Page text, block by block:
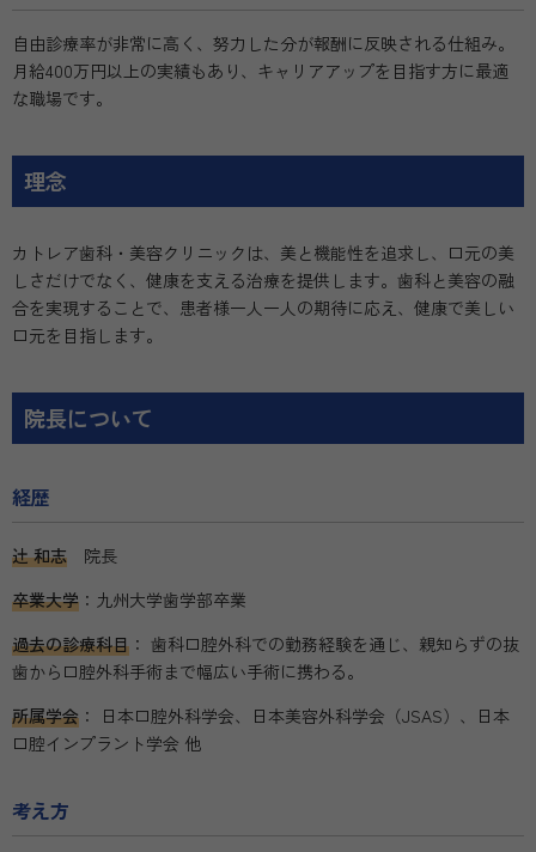
自由診療率が非常に高く、努力した分が報酬に反映される仕組み。
月給400万円以上の実績もあり、キャリアアップを目指す方に最適
な職場です。
理念
カトレア歯科・美容クリニックは、美と機能性を追求し、口元の美
しさだけでなく、健康を支える治療を提供します。歯科と美容の融
合を実現することで、患者様一人一人の期待に応え、健康で美しい
口元を目指します。
院長について
経歴
辻 和志 院長
卒業大学 ：九州大学歯学部卒業
過去の診療科目 ： 歯科口腔外科での勤務経験を通じ、親知らずの抜
歯から口腔外科手術まで幅広い手術に携わる。
所属学会 ： 日本口腔外科学会、日本美容外科学会（JSAS）、日本
口腔インプラント学会 他
考え方